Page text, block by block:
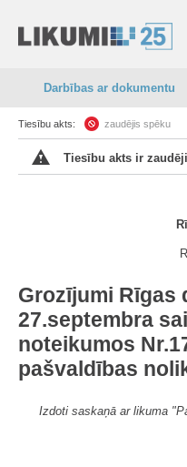
Darbības ar dokumentu
Tiesību akts: zaudējis spēku
Tiesību akts ir
Grozījumi Rīgas
27.septembra
noteikumos
pašvaldības
Izdoti saskaņā ar likuma